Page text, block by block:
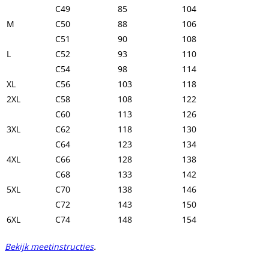
C49
85
104
M
C50 88
106
C51
90
108
L
C52 93
110
C54
98
114
XL
C56 103
118
2XL
C58 108
122
C60
113
126
3XL
C62 118
130
C64
123
134
4XL
C66 128
138
C68
133
142
5XL
C70 138
146
C72
143
150
6XL
C74 148 154
Bekijk meetinstructies.